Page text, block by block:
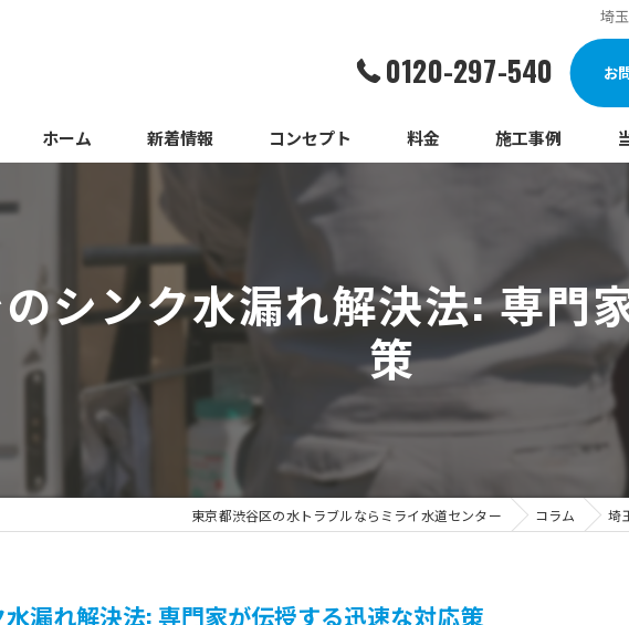
埼
0120-297-540 お
ホーム 新着情報 コンセプト 料金 施工事例
ト
シンク水漏れ解決法: 専門
策
東京都渋谷区の水トラブルならミライ水道センター コラム 埼
漏れ解決法: 専門家が伝授する迅速な対応策